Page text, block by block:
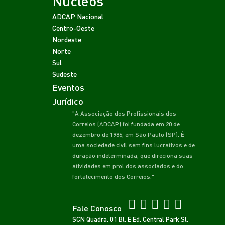
ADCAP Nacional
Centro-Oeste
Nordeste
Norte
Sul
Sudeste
Eventos
Jurídico
"A Associação dos Profissionais dos
Correios (ADCAP) foi fundada em 20 de
dezembro de 1986, em São Paulo (SP). É
uma sociedade civil sem fins lucrativos e de
duração indeterminada, que direciona suas
atividades em prol dos associados e do
fortalecimento dos Correios."
Fale Conosco
SCN Quadra. 01 Bl. E Ed. Central Park Sl.